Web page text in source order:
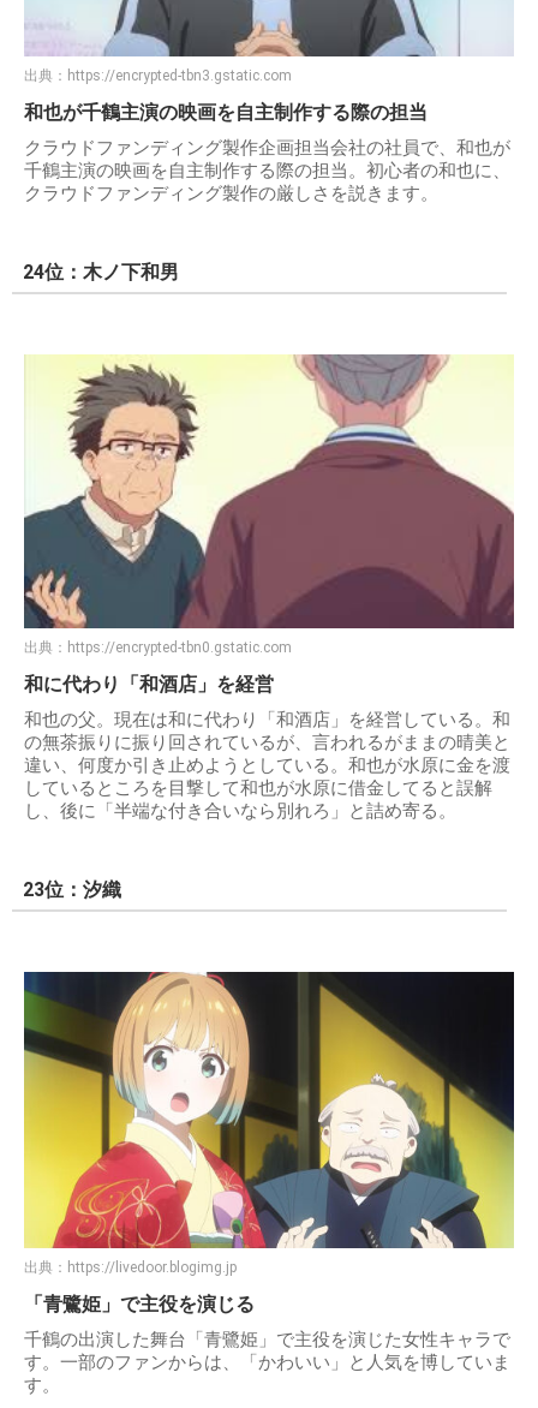
出典： https://encrypted-tbn3.gstatic.com
和也が千鶴主演の映画を自主制作する際の担当
クラウドファンディング製作企画担当会社の社員で、和也が
千鶴主演の映画を自主制作する際の担当。初心者の和也に、
クラウドファンディング製作の厳しさを説きます。
24位：木ノ下和男
出典： https://encrypted-tbn0.gstatic.com
和に代わり「和酒店」を経営
和也の父。現在は和に代わり「和酒店」を経営している。和
の無茶振りに振り回されているが、言われるがままの晴美と
違い、何度か引き止めようとしている。和也が水原に金を渡
しているところを目撃して和也が水原に借金してると誤解
し、後に「半端な付き合いなら別れろ」と詰め寄る。
23位：汐織
出典： https://livedoor.blogimg.jp
「青鷺姫」で主役を演じる
千鶴の出演した舞台「青鷺姫」で主役を演じた女性キャラで
す。一部のファンからは、「かわいい」と人気を博していま
す。